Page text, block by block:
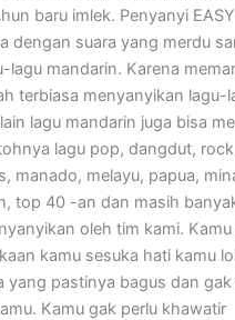
baru imlek. Penyanyi EASY
dengan suara yang merdu
lagu mandarin. Karena
terbiasa menyanyikan lagu-
lagu mandarin juga bisa
lagu pop, dangdut,
manado, melayu, papua,
top 40 -an dan masih
oleh tim kami. Kamu
kamu sesuka hati kamu
yang pastinya bagus dan gak
Kamu gak perlu khawatir